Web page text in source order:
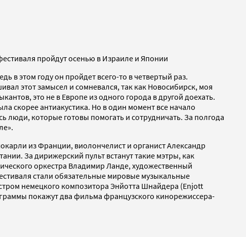
пройдут осенью в Израиле и Японии
в этом году он пройдет всего-то в четвертый раз.
этот замысел и сомневался, так как Новосибирск, моя
это не в Европе из одного города в другой доехать.
скорее антиакустика. Но в один момент все начало
которые готовы помогать и сотрудничать. За полгода
из Франции, виолончелист и органист Александр
За дирижерский пульт встанут такие мэтры, как
оркестра Владимир Ланде, художественный
стали обязательные мировые музыкальные
немецкого композитора Энйотта Шнайдера (Enjott
покажут два фильма французского кинорежиссера-